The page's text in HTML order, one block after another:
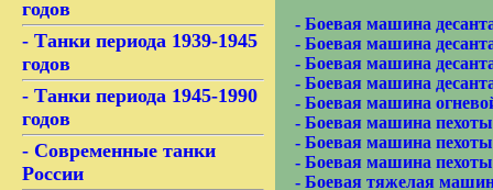
годов
- Танки периода 1939-1945
годов
- Танки периода 1945-1990
годов
- Современные танки
России
- Боевая машина
- Боевая машина
- Боевая машина
- Боевая машина
- Боевая машина
- Боевая машина
- Боевая машина
- Боевая машина
- Боевая тяжелая